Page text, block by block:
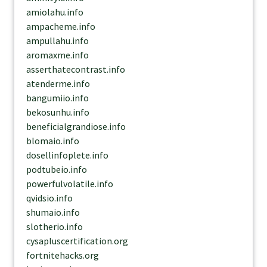
amiolahu.info
ampacheme.info
ampullahu.info
aromaxme.info
asserthatecontrast.info
atenderme.info
bangumiio.info
bekosunhu.info
beneficialgrandiose.info
blomaio.info
dosellinfoplete.info
podtubeio.info
powerfulvolatile.info
qvidsio.info
shumaio.info
slotherio.info
cysapluscertification.org
fortnitehacks.org